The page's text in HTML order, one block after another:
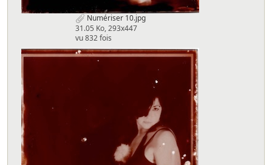
Numériser 10.jpg
31.05 Ko, 293x447
vu 832 fois